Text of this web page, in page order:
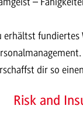
erhältst fundiertes
dir so
Risk and